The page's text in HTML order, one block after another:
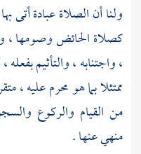
ولنا أن الصلاة عبادة أتى
كصلاة الحائض وصومها ،
، واجتنابه ، والتأثيم
ممتثلا بما هو محرم عليه ،
من القيام والركوع
منهي عنها .